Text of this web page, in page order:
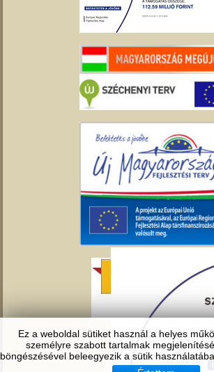
Ez a weboldal sütiket használ a helyes
személyre szabott tartalmak
böngészésével beleegyezik a sütik használatába.